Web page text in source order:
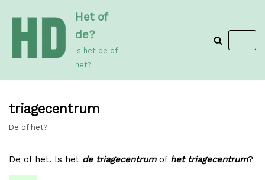
de
inhoud
Het of
de?
Is het de of
het?
triagecentrum
De of het?
De of het. Is het de triagecentrumof het triagecentrum?